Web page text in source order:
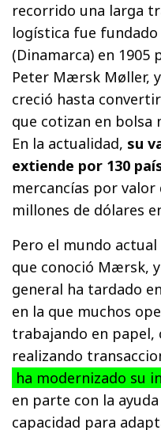
recorrido una larga
logística fue fundado
(Dinamarca) en
Peter Mærsk Møller,
creció hasta
que cotizan en bolsa
En la actualidad, su
extiende por 130
mercancías por valor
millones de dólares
Pero el mundo
que conoció Mærsk,
general ha tardado
en la que muchos
trabajando en papel,
realizando
ha modernizado su
en parte con la
capacidad para